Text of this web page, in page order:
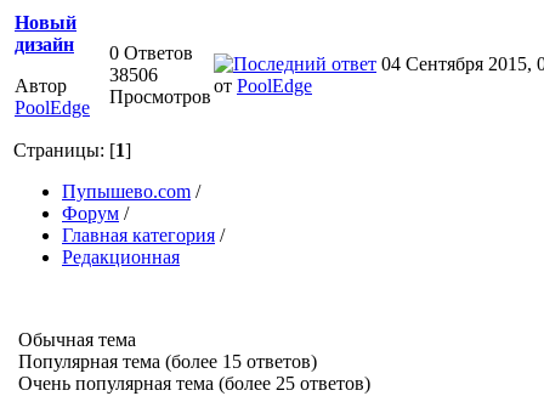
Новый
дизайн
Автор
PoolEdge
0 Ответов
38506
Просмотров
04 Сентября 2015,
от PoolEdge
Страницы: [1]
Пупышево.com /
Форум /
Главная категория /
Редакционная
Обычная тема
Популярная тема (более 15 ответов)
Очень популярная тема (более 25 ответов)